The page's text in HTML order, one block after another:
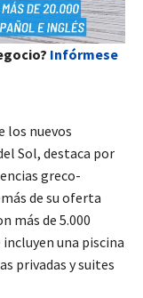
Infórmese
los nuevos
Sol, destaca por
greco-
de su oferta
más de 5.000
una piscina
privadas y suites